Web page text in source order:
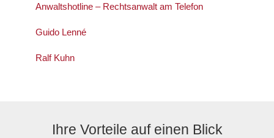
Anwaltshotline – Rechtsanwalt am Telefon
Guido Lenné
Ralf Kuhn
Ihre Vorteile auf einen Blick